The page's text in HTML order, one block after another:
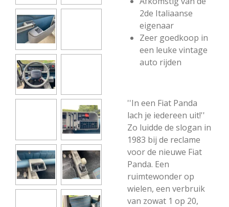
2de Italiaanse
eigenaar
Zeer goedkoop in
een leuke vintage
auto rijden
''In een Fiat Panda
lach je iedereen uit!''
Zo luidde de slogan in
1983 bij de reclame
voor de nieuwe Fiat
Panda. Een
ruimtewonder op
wielen, een verbruik
van zowat 1 op 20,